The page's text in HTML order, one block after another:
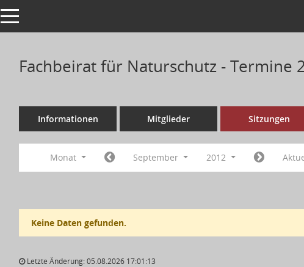
Toggle navigation
Fachbeirat für Naturschutz - Termine
Informationen Mitglieder Sitzungen
Monat September 2012
Keine Daten gefunden.
Letzte Änderung: 05.08.2026 17:01:13